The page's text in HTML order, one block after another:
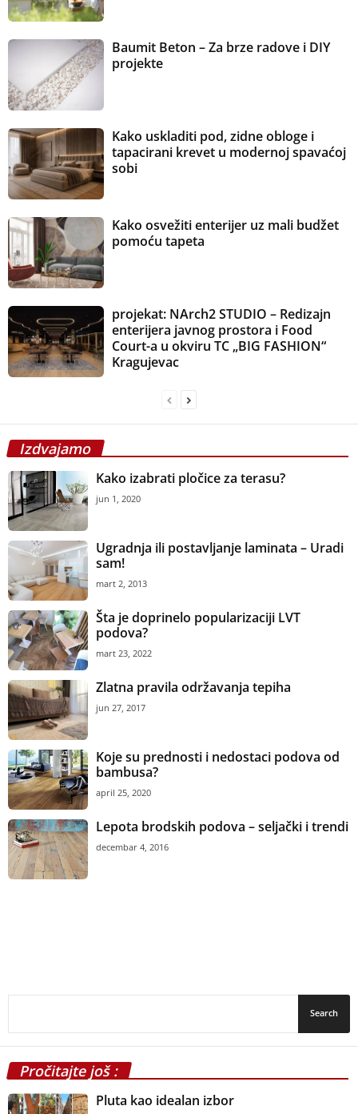
Baumit Beton – Za brze radove i DIY
projekte
Kako uskladiti pod, zidne obloge i
tapacirani krevet u modernoj spavaćoj
sobi
Kako osvežiti enterijer uz mali budžet
pomoću tapeta
projekat: NArch2 STUDIO – Redizajn
enterijera javnog prostora i Food
Court-a u okviru TC „BIG FASHION“
Kragujevac
Izdvajamo
Kako izabrati pločice za terasu?
jun 1, 2020
Ugradnja ili postavljanje laminata – Uradi
sam!
mart 2, 2013
Šta je doprinelo popularizaciji LVT
podova?
mart 23, 2022
Zlatna pravila održavanja tepiha
jun 27, 2017
Koje su prednosti i nedostaci podova od
bambusa?
april 25, 2020
Lepota brodskih podova – seljački i trendi
decembar 4, 2016
Pročitajte još :
Pluta kao idealan izbor